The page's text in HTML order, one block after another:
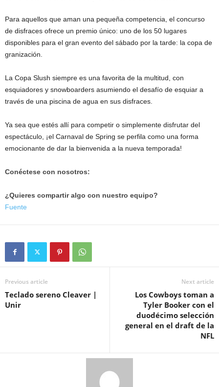
Para aquellos que aman una pequeña competencia, el concurso
de disfraces ofrece un premio único: uno de los 50 lugares
disponibles para el gran evento del sábado por la tarde: la copa de
granización.
La Copa Slush siempre es una favorita de la multitud, con
esquiadores y snowboarders asumiendo el desafío de esquiar a
través de una piscina de agua en sus disfraces.
Ya sea que estés allí para competir o simplemente disfrutar del
espectáculo, ¡el Carnaval de Spring se perfila como una forma
emocionante de dar la bienvenida a la nueva temporada!
Conéctese con nosotros:
¿Quieres compartir algo con nuestro equipo?
Fuente
Previous article
Teclado sereno Cleaver |
Unir
Next article
Los Cowboys toman a
Tyler Booker con el
duodécimo selección
general en el draft de la
NFL